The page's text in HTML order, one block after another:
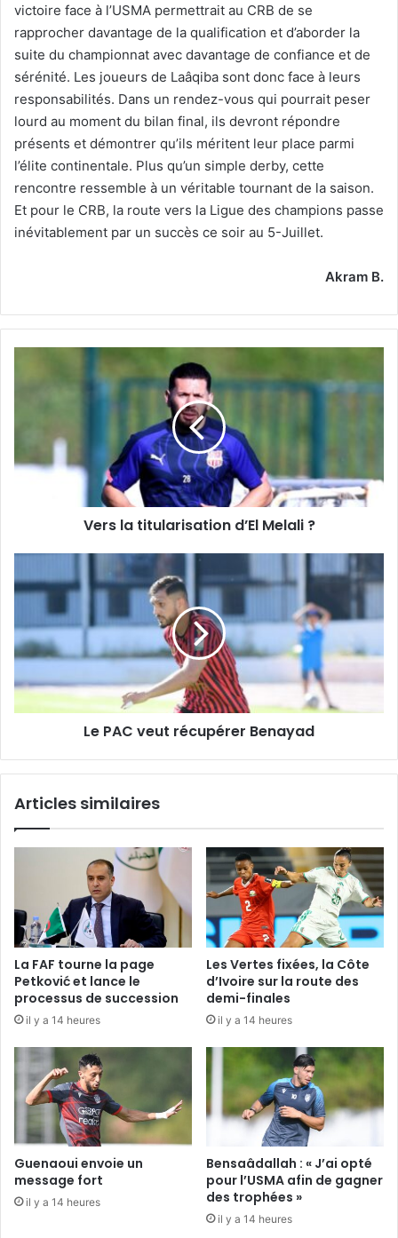
victoire face à l’USMA permettrait au CRB de se
rapprocher davantage de la qualification et d’aborder la
suite du championnat avec davantage de confiance et de
sérénité. Les joueurs de Laâqiba sont donc face à leurs
responsabilités. Dans un rendez-vous qui pourrait peser
lourd au moment du bilan final, ils devront répondre
présents et démontrer qu’ils méritent leur place parmi
l’élite continentale. Plus qu’un simple derby, cette
rencontre ressemble à un véritable tournant de la saison.
Et pour le CRB, la route vers la Ligue des champions passe
inévitablement par un succès ce soir au 5-Juillet.
Akram B.
Vers la titularisation d’El Melali ?
PAC
veut
récupérer
Benayad
Le PAC veut récupérer Benayad
Articles similaires
La FAF tourne la page
Petković et lance le
processus de succession
il y a 14 heures
Les Vertes fixées, la Côte
d’Ivoire sur la route des
demi-finales
il y a 14 heures
Guenaoui envoie un
message fort
il y a 14 heures
Bensaâdallah : « J’ai opté
pour l’USMA afin de gagner
des trophées »
il y a 14 heures